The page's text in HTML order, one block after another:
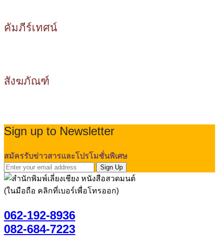
คัมภีร์เทศน์
สังฆภัณฑ์
Sign up to Newsletter
สมัครรับข่าวสารและโปรโมชั่นพิเศษ
Sign Up
(ในมือถือ คลิกที่เบอร์เพื่อโทรออก)
062-192-8936
082-684-7223